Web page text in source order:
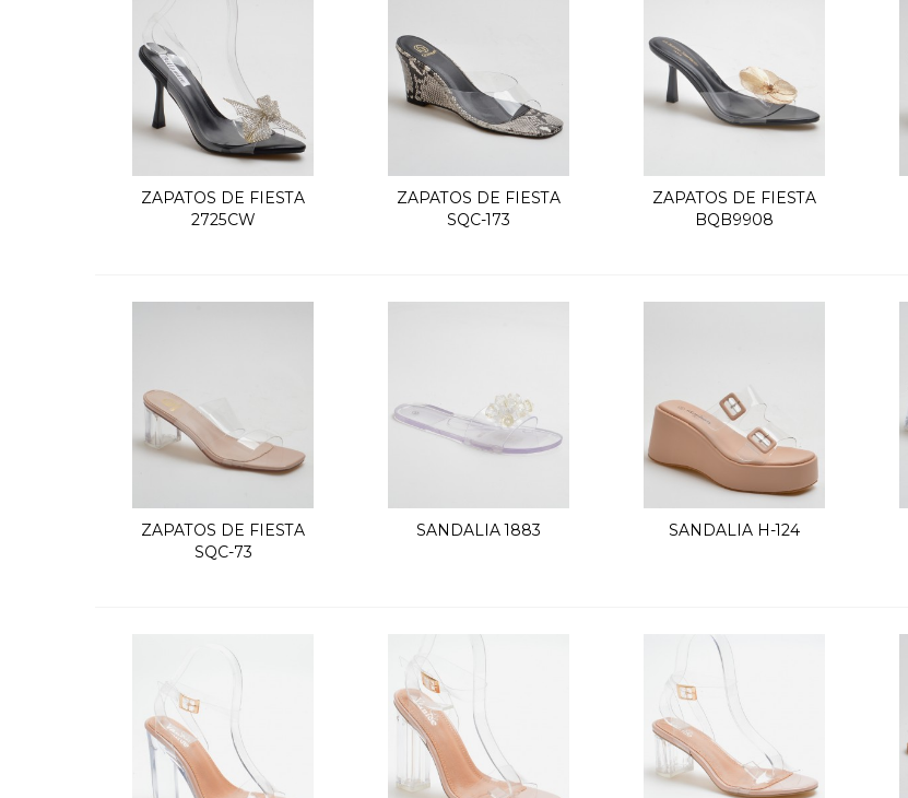
Quick view
ZAPATOS DE FIESTA
2725CW
Quick view
ZAPATOS DE FIESTA
SQC-173
Quick view
ZAPATOS DE FIESTA
BQB9908
Quick view
ZAPATOS DE FIESTA
SQC-73
Quick view
SANDALIA 1883 Quick view
SANDALIA H-124